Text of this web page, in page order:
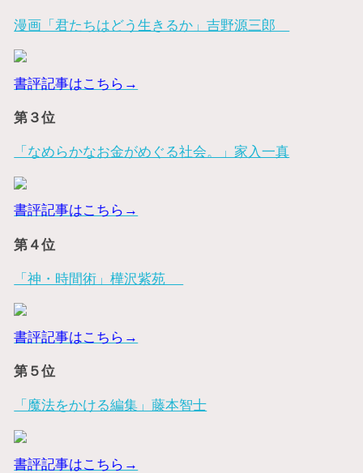
漫画「君たちはどう生きるか」吉野源三郎
書評記事はこちら→
第３位
「なめらかなお金がめぐる社会。」家入一真
書評記事はこちら→
第４位
「神・時間術」樺沢紫苑
書評記事はこちら→
第５位
「魔法をかける編集」藤本智士
書評記事はこちら→